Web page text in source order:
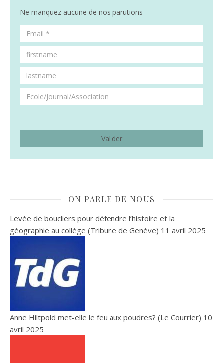
Ne manquez aucune de nos parutions
ON PARLE DE NOUS
Levée de boucliers pour défendre l’histoire et la
géographie au collège (Tribune de Genève) 11 avril 2025
Anne Hiltpold met-elle le feu aux poudres? (Le Courrier) 10
avril 2025